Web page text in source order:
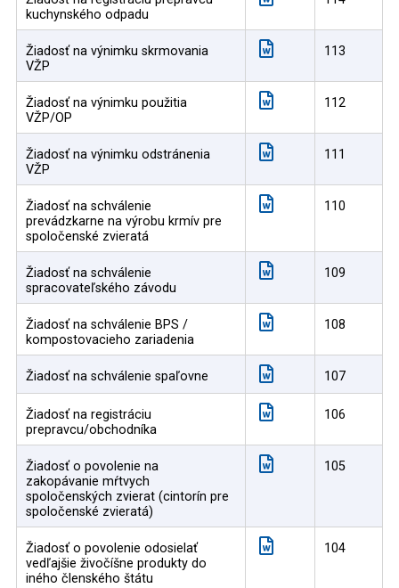
kuchynského odpadu
Žiadosť na výnimku skrmovania
VŽP
113
Žiadosť na výnimku použitia
VŽP/OP
112
Žiadosť na výnimku odstránenia
VŽP
111
Žiadosť na schválenie
prevádzkarne na výrobu krmív pre
spoločenské zvieratá
110
Žiadosť na schválenie
spracovateľského závodu
109
Žiadosť na schválenie BPS /
kompostovacieho zariadenia
108
Žiadosť na schválenie spaľovne 107
Žiadosť na registráciu
prepravcu/obchodníka
106
Žiadosť o povolenie na
zakopávanie mŕtvych
spoločenských zvierat (cintorín pre
spoločenské zvieratá)
105
Žiadosť o povolenie odosielať
vedľajšie živočíšne produkty do
iného členského štátu
104